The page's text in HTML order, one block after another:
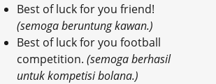
Best of luck for you friend!
(semoga beruntung kawan.)
Best of luck for you football
competition.(semoga berhasil
untuk kompetisi bolana.)